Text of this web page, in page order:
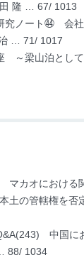
隆 … 67/ 1013
究ノート㊹ 会
… 71/ 1017
～梁山泊とし
カオにおける
土の管轄権を
中国に
88/ 1034